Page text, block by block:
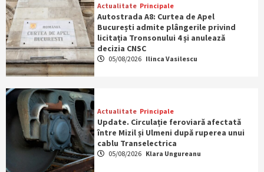
Actualitate Principale
Autostrada A8: Curtea de Apel
București admite plângerile privind
licitația Tronsonului 4 și anulează
decizia CNSC
05/08/2026 Ilinca Vasilescu
Actualitate Principale
Update. Circulație feroviară afectată
între Mizil și Ulmeni după ruperea unui
cablu Transelectrica
05/08/2026 Klara Ungureanu